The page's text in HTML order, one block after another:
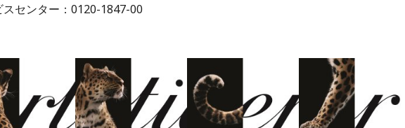
センター：0120-1847-00